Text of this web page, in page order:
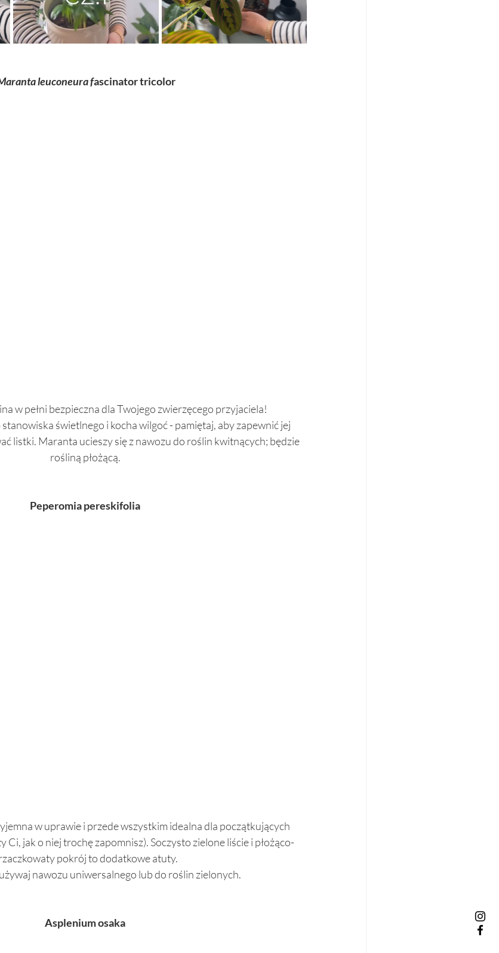
leuconeura fascinator tricolor
w pełni bezpieczna dla Twojego zwierzęcego przyjaciela!
świetlnego i kocha wilgoć - pamiętaj, aby zapewnić jej
listki. Maranta ucieszy się z nawozu do roślin kwitnących; będzie
rośliną płożącą.
Peperomia pereskifolia
w uprawie i przede wszystkim idealna dla początkujących
Ci, jak o niej trochę zapomnisz). Soczysto zielone liście i płożąco-
pokrój to dodatkowe atuty.
nawozu uniwersalnego lub do roślin zielonych.
Asplenium osaka